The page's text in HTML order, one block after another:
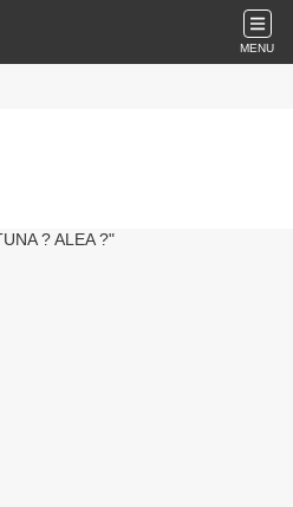
MENU